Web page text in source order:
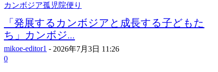
カンボジア孤児院便り
「発展するカンボジアと成長する子どもた
ち」カンボジ...
mikoe-editor1 - 2026年7月3日 11:26
0